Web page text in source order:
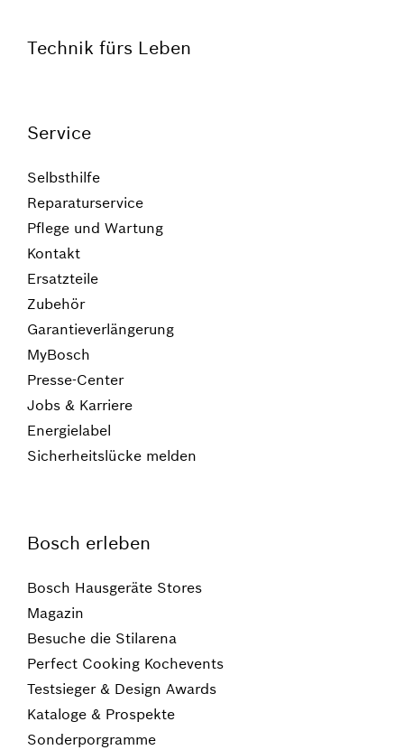
Technik fürs Leben
Service
Selbsthilfe
Reparaturservice
Pflege und Wartung
Kontakt
Ersatzteile
Zubehör
Garantieverlängerung
MyBosch
Presse-Center
Jobs & Karriere
Energielabel
Sicherheitslücke melden
Bosch erleben
Bosch Hausgeräte Stores
Magazin
Besuche die Stilarena
Perfect Cooking Kochevents
Testsieger & Design Awards
Kataloge & Prospekte
Sonderporgramme